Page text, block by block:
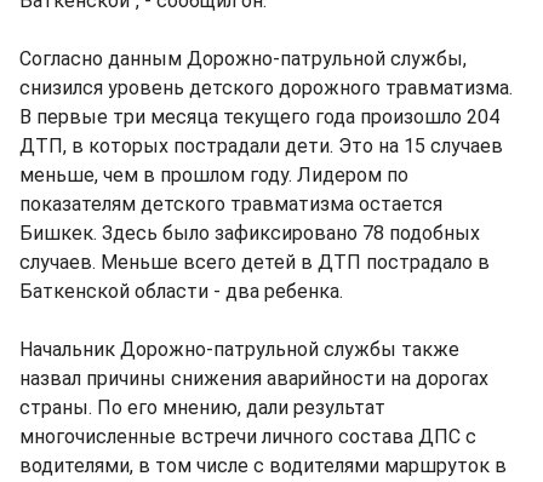
Согласно данным Дорожно-патрульной службы,
снизился уровень детского дорожного травматизма.
В первые три месяца текущего года произошло 204
ДТП, в которых пострадали дети. Это на 15 случаев
меньше, чем в прошлом году. Лидером по
показателям детского травматизма остается
Бишкек. Здесь было зафиксировано 78 подобных
случаев. Меньше всего детей в ДТП пострадало в
Баткенской области - два ребенка.
Начальник Дорожно-патрульной службы также
назвал причины снижения аварийности на дорогах
страны. По его мнению, дали результат
многочисленные встречи личного состава ДПС с
водителями, в том числе с водителями маршруток в